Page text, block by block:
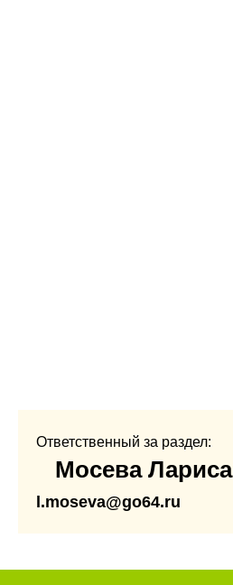
Ответственный за раздел:
Мосева Лариса
l.moseva@go64.ru